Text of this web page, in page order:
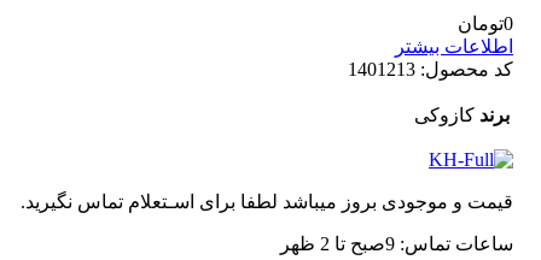
0تومان
اطلاعات بیشتر
کد محصول: 1401213
برند کازوکی
قیمت و موجودی بروز میباشد لطفا برای اسـتعلام تماس نگیرید.
ساعات تماس: 9صبح تا 2 ظهر